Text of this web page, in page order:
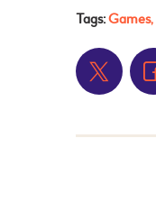
Tags:Games,